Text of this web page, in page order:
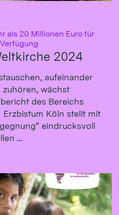
als 20 Millionen Euro für
2024
aufeinander
zuhören, wächst
des Bereichs
Köln stellt mit
eindrucksvoll
...